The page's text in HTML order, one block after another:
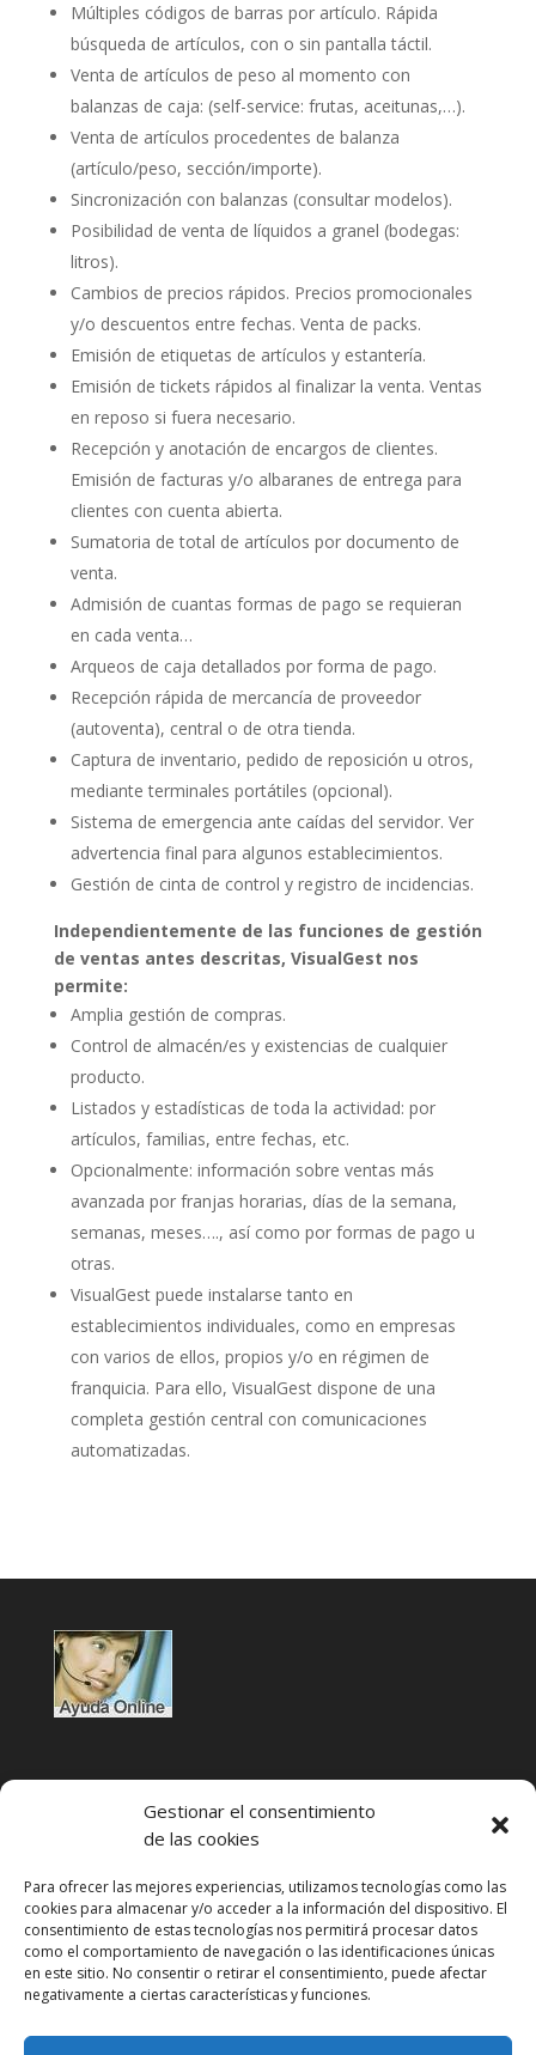
Gestionar el consentimiento
de las cookies
Para ofrecer las mejores experiencias, utilizamos tecnologías como las
cookies para almacenar y/o acceder a la información del dispositivo. El
consentimiento de estas tecnologías nos permitirá procesar datos
como el comportamiento de navegación o las identificaciones únicas
en este sitio. No consentir o retirar el consentimiento, puede afectar
negativamente a ciertas características y funciones.
Múltiples códigos de barras por artículo. Rápida
búsqueda de artículos, con o sin pantalla táctil.
Venta de artículos de peso al momento con
balanzas de caja: (self-service: frutas, aceitunas,…).
Venta de artículos procedentes de balanza
(artículo/peso, sección/importe).
Sincronización con balanzas (consultar modelos).
Posibilidad de venta de líquidos a granel (bodegas:
litros).
Cambios de precios rápidos. Precios promocionales
y/o descuentos entre fechas. Venta de packs.
Emisión de etiquetas de artículos y estantería.
Emisión de tickets rápidos al finalizar la venta. Ventas
en reposo si fuera necesario.
Recepción y anotación de encargos de clientes.
Emisión de facturas y/o albaranes de entrega para
clientes con cuenta abierta.
Sumatoria de total de artículos por documento de
venta.
Admisión de cuantas formas de pago se requieran
en cada venta…
Arqueos de caja detallados por forma de pago.
Recepción rápida de mercancía de proveedor
(autoventa), central o de otra tienda.
Captura de inventario, pedido de reposición u otros,
mediante terminales portátiles (opcional).
Sistema de emergencia ante caídas del servidor. Ver
advertencia final para algunos establecimientos.
Gestión de cinta de control y registro de incidencias.
Independientemente de las funciones de gestión
de ventas antes descritas, VisualGest nos
permite:
Amplia gestión de compras.
Control de almacén/es y existencias de cualquier
producto.
Listados y estadísticas de toda la actividad: por
artículos, familias, entre fechas, etc.
Opcionalmente: información sobre ventas más
avanzada por franjas horarias, días de la semana,
semanas, meses…., así como por formas de pago u
otras.
VisualGest puede instalarse tanto en
establecimientos individuales, como en empresas
con varios de ellos, propios y/o en régimen de
franquicia. Para ello, VisualGest dispone de una
completa gestión central con comunicaciones
automatizadas.
Condiciones de uso
Política de privacidad
Aviso legal
Política de cookies